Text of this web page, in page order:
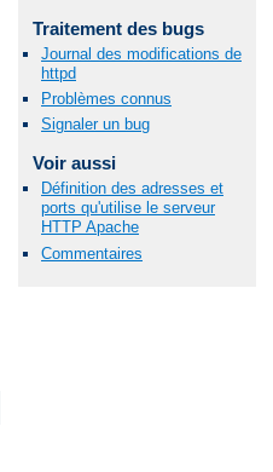
Traitement des bugs
Journal des modifications de
httpd
Problèmes connus
Signaler un bug
Voir aussi
Définition des adresses et
ports qu'utilise le serveur
HTTP Apache
Commentaires